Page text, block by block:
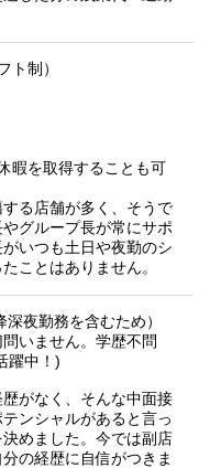
ト制）
暇を取得することも可
る店舗が多く、そうで
グループ長が常にサポ
いつも土日や夜勤のシ
ことはありません。
夜勤務を含むため）
いません。学歴不問
躍中！)
歴がなく、そんな中面接
ンシャルがあると言っ
めました。今では副店
の経歴に自信がつきま